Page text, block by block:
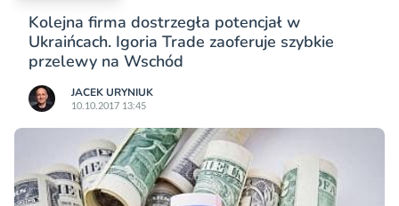
Kolejna firma dostrzegła potencjał w
Ukraińcach. Igoria Trade zaoferuje szybkie
przelewy na Wschód
JACEK URYNIUK
10.10.2017 13:45